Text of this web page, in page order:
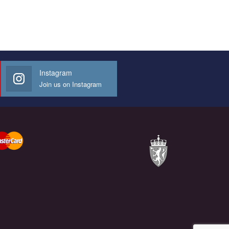
Instagram
Join us on Instagram